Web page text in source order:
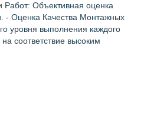
Работ: Объективная оценка
- Оценка Качества Монтажных
уровня выполнения каждого
соответствие высоким